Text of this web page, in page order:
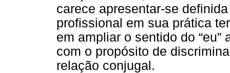
carece apresentar-se
profissional em sua prática
em ampliar o sentido do
com o propósito de
relação conjugal.